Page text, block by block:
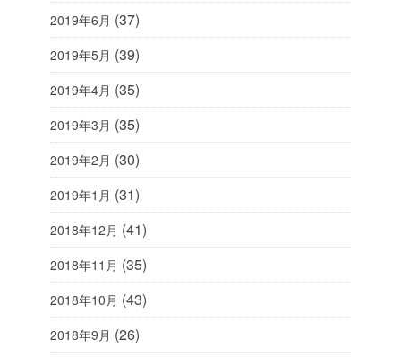
2019年6月 (37)
2019年5月 (39)
2019年4月 (35)
2019年3月 (35)
2019年2月 (30)
2019年1月 (31)
2018年12月 (41)
2018年11月 (35)
2018年10月 (43)
2018年9月 (26)